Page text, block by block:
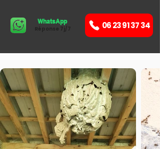
WhatsApp
06 23 91 37 34